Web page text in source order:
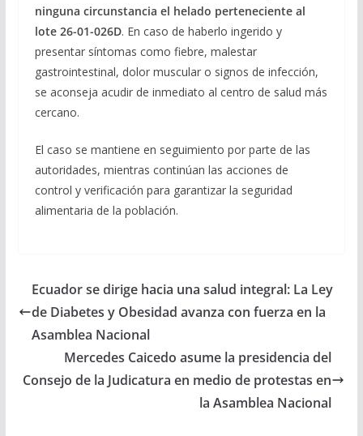
ninguna circunstancia el helado perteneciente al
lote 26-01-026D. En caso de haberlo ingerido y
presentar síntomas como fiebre, malestar
gastrointestinal, dolor muscular o signos de infección,
se aconseja acudir de inmediato al centro de salud más
cercano.
El caso se mantiene en seguimiento por parte de las
autoridades, mientras continúan las acciones de
control y verificación para garantizar la seguridad
alimentaria de la población.
Ecuador se dirige hacia una salud integral: La Ley
de Diabetes y Obesidad avanza con fuerza en la
Asamblea Nacional
Mercedes Caicedo asume la presidencia del
Consejo de la Judicatura en medio de protestas en
la Asamblea Nacional